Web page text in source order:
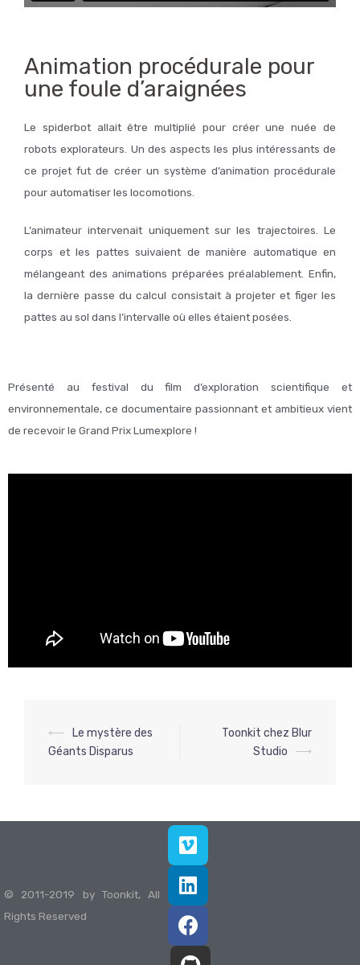
Animation procédurale pour
une foule d’araignées
Le spiderbot allait être multiplié pour créer une nuée de
robots explorateurs. Un des aspects les plus intéressants de
ce projet fut de créer un système d’animation procédurale
pour automatiser les locomotions.
L’animateur intervenait uniquement sur les trajectoires. Le
corps et les pattes suivaient de manière automatique en
mélangeant des animations préparées préalablement. Enfin,
la dernière passe du calcul consistait à projeter et figer les
pattes au sol dans l’intervalle où elles étaient posées.
Présenté au festival du film d’exploration scientifique et
environnementale, ce documentaire passionnant et ambitieux vient
de recevoir le Grand Prix Lumexplore !
⟵
Le mystère des
Géants Disparus
Toonkit chez Blur
Studio
⟶
© 2011-2019 by Toonkit, All
Rights Reserved